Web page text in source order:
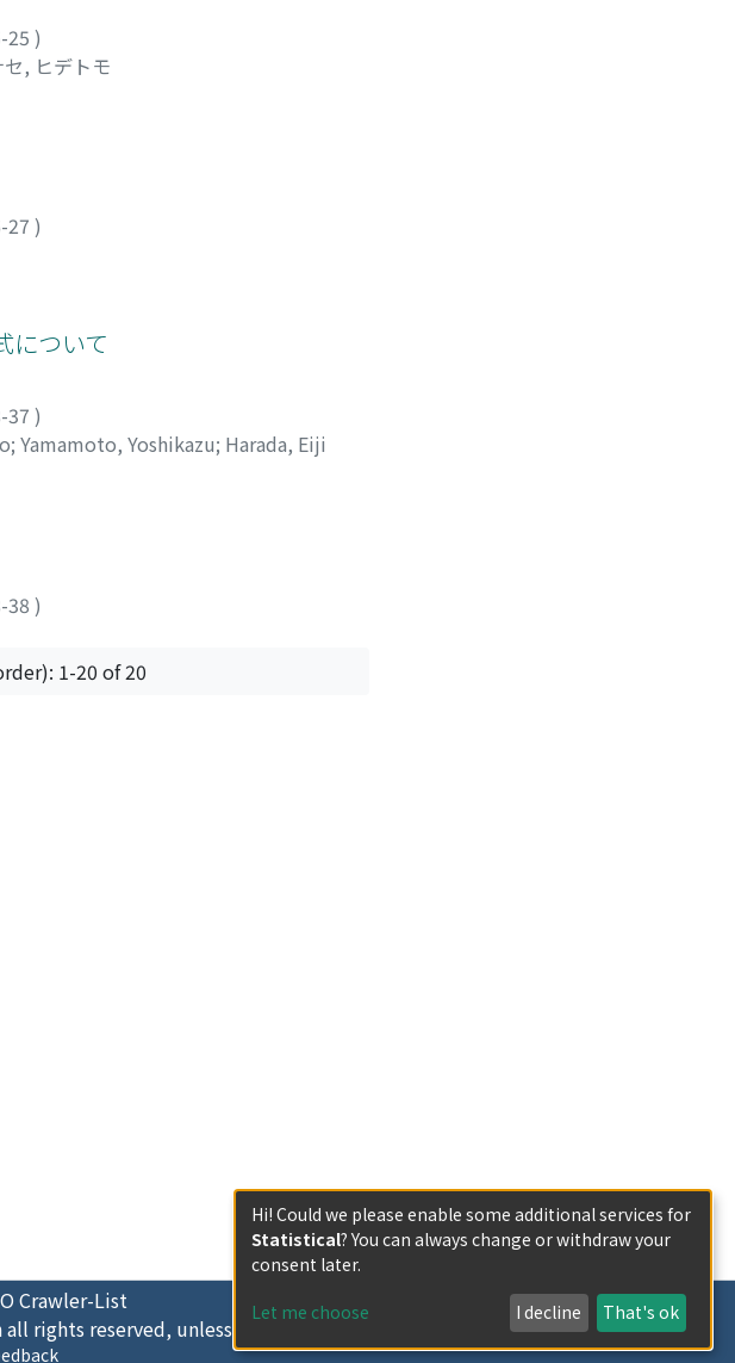
25 )
, ヒデトモ
27 )
について
37 )
; Yamamoto, Yoshikazu; Harada, Eiji
38 )
1-20 of 20
Crawler-List
rights reserved, unless otherwise indicated.
Hi! Could we please enable some additional services for
Statistical? You can always change or withdraw your
consent later.
Let me choose I decline That's ok